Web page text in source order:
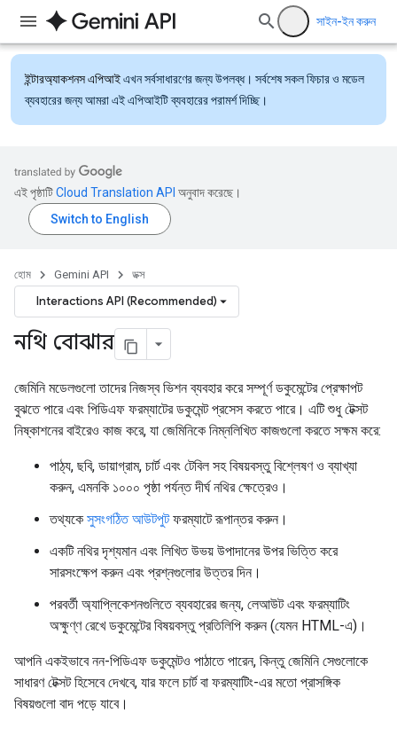
সাইন-ইন করুন
ইন্টারঅ্যাকশনস এপিআইএখন সর্বসাধারণের জন্য উপলব্ধ। সর্বশেষ সকল ফিচার ও মডেল
ব্যবহারের জন্য আমরা এই এপিআইটি ব্যবহারের পরামর্শ দিচ্ছি।
এই পৃষ্ঠাটিCloud Translation API অনুবাদ করেছে।
হোম Gemini API ডক্স
Interactions API (Recommended)
নথি বোঝার
জেমিনি মডেলগুলো তাদের নিজস্ব ভিশন ব্যবহার করে সম্পূর্ণ ডকুমেন্টের প্রেক্ষাপট
বুঝতে পারে এবং পিডিএফ ফরম্যাটের ডকুমেন্ট প্রসেস করতে পারে। এটি শুধু টেক্সট
নিষ্কাশনের বাইরেও কাজ করে, যা জেমিনিকে নিম্নলিখিত কাজগুলো করতে সক্ষম করে:
পাঠ্য, ছবি, ডায়াগ্রাম, চার্ট এবং টেবিল সহ বিষয়বস্তু বিশ্লেষণ ও ব্যাখ্যা
করুন, এমনকি ১০০০ পৃষ্ঠা পর্যন্ত দীর্ঘ নথির ক্ষেত্রেও।
তথ্যকে সুসংগঠিত আউটপুটফরম্যাটে রূপান্তর করুন।
একটি নথির দৃশ্যমান এবং লিখিত উভয় উপাদানের উপর ভিত্তি করে
সারসংক্ষেপ করুন এবং প্রশ্নগুলোর উত্তর দিন।
পরবর্তী অ্যাপ্লিকেশনগুলিতে ব্যবহারের জন্য, লেআউট এবং ফরম্যাটিং
অক্ষুণ্ণ রেখে ডকুমেন্টের বিষয়বস্তু প্রতিলিপি করুন (যেমন HTML-এ)।
আপনি একইভাবে নন-পিডিএফ ডকুমেন্টও পাঠাতে পারেন, কিন্তু জেমিনি সেগুলোকে
সাধারণ টেক্সট হিসেবে দেখবে, যার ফলে চার্ট বা ফরম্যাটিং-এর মতো প্রাসঙ্গিক
বিষয়গুলো বাদ পড়ে যাবে।